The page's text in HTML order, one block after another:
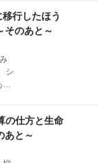
ゾ
音
3月
と
近
き
行したほう
のあと～
シ
て
切
く
の仕方と生命
あと～